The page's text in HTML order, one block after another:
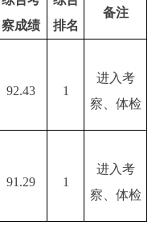
察成绩
排名
备注
92.43 1
进入考
察、体检
91.29 1
进入考
察、体检